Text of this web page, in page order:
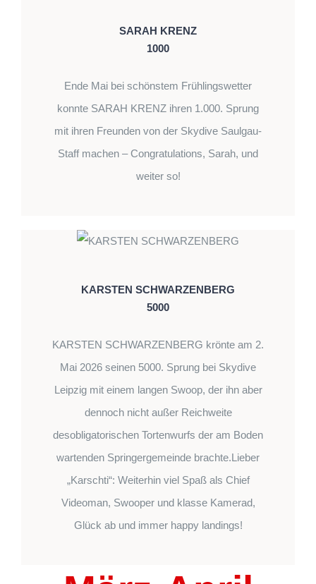
SARAH KRENZ
1000
Ende Mai bei schönstem Frühlingswetter
konnte SARAH KRENZ ihren 1.000. Sprung
mit ihren Freunden von der Skydive Saulgau-
Staff machen – Congratulations, Sarah, und
weiter so!
KARSTEN SCHWARZENBERG
5000
KARSTEN SCHWARZENBERG krönte am 2.
Mai 2026 seinen 5000. Sprung bei Skydive
Leipzig mit einem langen Swoop, der ihn aber
dennoch nicht außer Reichweite
desobligatorischen Tortenwurfs der am Boden
wartenden Springergemeinde brachte.Lieber
„Karschti“: Weiterhin viel Spaß als Chief
Videoman, Swooper und klasse Kamerad,
Glück ab und immer happy landings!